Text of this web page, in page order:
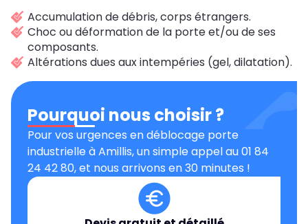
Accumulation de débris, corps étrangers.
Choc ou déformation de la porte et/ou de ses
composants.
Altérations dues aux intempéries (gel, dilatation).
Pourquoi nous choisir ?
Pour vos urgences en déblocage porte
industrielle à Amillis, un simple appel au 01 84
24 42 80, et nous arrivons en 30 minutes !